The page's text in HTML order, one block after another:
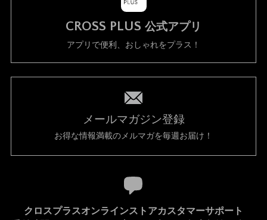
CROSS PLUS 公式アプリ
アプリで便利、おしゃれをプラス！
メールマガジン登録
お得な情報満載のメルマガを毎週お届け！
クロスプラスオンラインストアカスタマーサポート